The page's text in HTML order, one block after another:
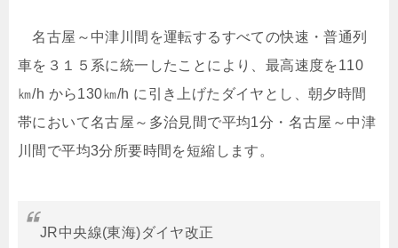
名古屋～中津川間を運転するすべての快速・普通列
車を３１５系に統一したことにより、最高速度を110
㎞/h から130㎞/h に引き上げたダイヤとし、朝夕時間
帯において名古屋～多治見間で平均1分・名古屋～中津
川間で平均3分所要時間を短縮します。
JR中央線(東海)ダイヤ改正